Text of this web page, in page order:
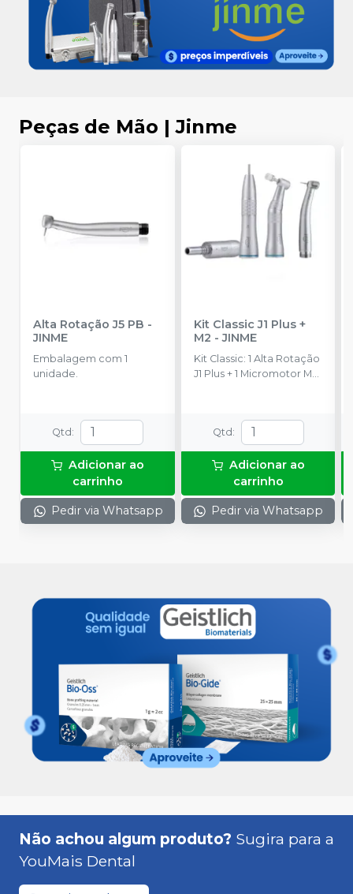
Peças de Mão | Jinme
Alta Rotação J5 PB -
JINME
Embalagem com 1
unidade.
Qtd :
Adicionar ao
carrinho
Pedir via Whatsapp
Kit Classic J1 Plus +
M2 -JINME
Kit Classic: 1 Alta Rotação
J1 Plus + 1 Micromotor M2
Mochila para notebook +
1 Case de Alumínio + 1
Óleo Lubrificante
Qtd :
Adicionar ao
carrinho
Pedir via Whatsapp
Não achou algum produto? Sugira para a
YouMais Dental